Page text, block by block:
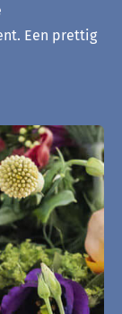
Een prettig